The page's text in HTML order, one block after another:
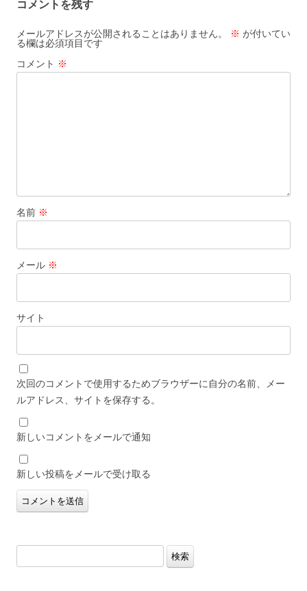
コメントを残す
メールアドレスが公開されることはありません。 ※ が付いてい
る欄は必須項目です
コメント ※
名前 ※
メール ※
サイト
次回のコメントで使用するためブラウザーに自分の名前、メー
ルアドレス、サイトを保存する。
新しいコメントをメールで通知
新しい投稿をメールで受け取る
索: